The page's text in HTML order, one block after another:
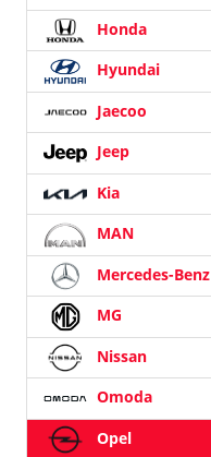
Honda
Hyundai
Jaecoo
Jeep
Kia
MAN
Mercedes-Benz
MG
Nissan
Omoda
Opel